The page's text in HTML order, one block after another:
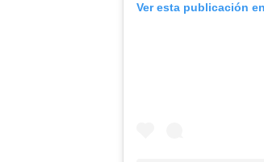
Ver esta publicación